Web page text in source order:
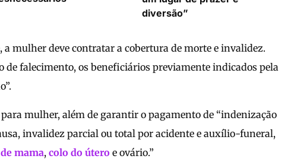
diversão”
mulher deve contratar a cobertura de morte e invalidez.
de falecimento, os beneficiários previamente indicados pela
mulher, além de garantir o pagamento de “indenização
invalidez parcial ou total por acidente e auxílio-funeral,
mama, colo do útero e ovário.”